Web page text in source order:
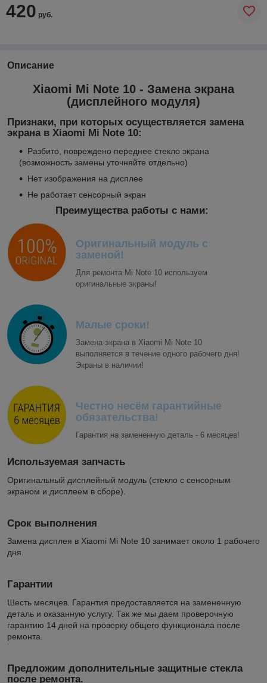
420 руб.
Описание
Xiaomi Mi Note 10 - Замена экрана
(дисплейного модуля)
Признаки, при которых осуществляется замена
экрана в Xiaomi Mi Note 10:
Разбито, повреждено переднее стекло экрана
(возможность замены уточняйте отдельно)
Нет изображения на дисплее
Не работает сенсорный экран
Преимущества работы с нами:
Оригинальный модуль с
заменой!
Для ремонта Mi Note 10 используем
оригинальные экраны!
Малые сроки!
Замена экрана в Xiaomi Mi Note 10
выполняется в течение одного рабочего дня!
Экраны в наличии!
Честно несём гарантийные
обязательства!
Гарантия на замененную деталь - 6 месяцев!
Используемая запчасть
Оригинальный дисплейный модуль (стекло с сенсорным
экраном и дисплеем в сборе).
Срок выполнения
Замена дисплея в Xiaomi Mi Note 10 занимает около 1 рабочего
дня.
Гарантии
Шесть месяцев. Гарантия предоставляется на замененную
деталь и оказанную услугу. Так же мы даем проверочную
гарантию 14 дней на проверку общего функционала после
ремонта.
Предложим дополнительные защитные стекла
после ремонта.